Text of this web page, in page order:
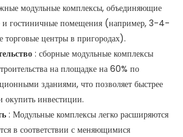
модульные комплексы, объединяющие
и гостиничные помещения (например, 3-4-
торговые центры в пригородах).
: сборные модульные комплексы
на площадке на 60% по
зданиями, что позволяет быстрее
окупить инвестиции.
: Модульные комплексы легко расширяются
в соответствии с меняющимися